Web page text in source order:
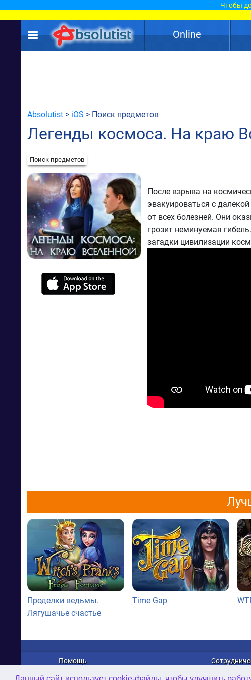
Чтобы
Online
Absolutist > iOS > Поиск предметов
Легенды космоса. На краю
Поиск предметов
После взрыва на
эвакуироваться с
от всех болезней. Они
грозит неминуемая
загадки цивилизации
Проделки ведьмы.
Лягушачье счастье
Time Gap
Помощь
О нас
Реклама